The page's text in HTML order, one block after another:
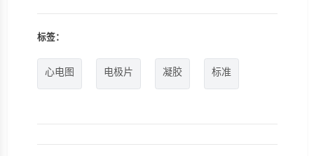
标签：
心电图 电极片 凝胶 标准